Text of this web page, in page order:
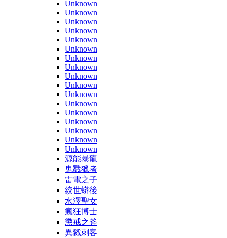
Unknown
Unknown
Unknown
Unknown
Unknown
Unknown
Unknown
Unknown
Unknown
Unknown
Unknown
Unknown
Unknown
Unknown
Unknown
Unknown
Unknown
源能暴龍
鬼戮獵者
雷電之子
絞世蟒後
水澤聖女
瘋狂博士
懲戒之斧
異戮刺客